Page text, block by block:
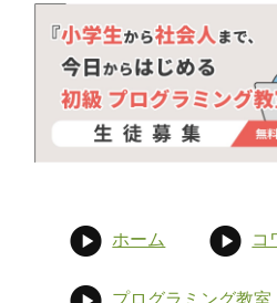
ホーム コ